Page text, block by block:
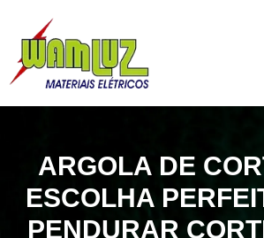
ARGOLA DE
ESCOLHA
PENDURAR